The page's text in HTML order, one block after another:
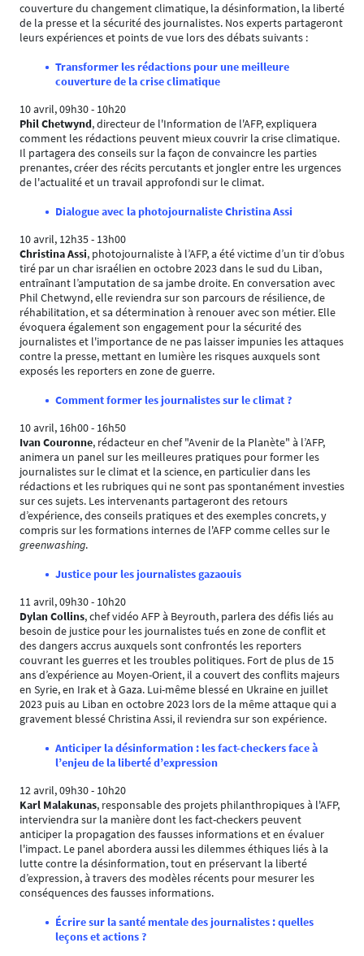
couverture du changement climatique, la désinformation, la liberté
de la presse et la sécurité des journalistes. Nos experts partageront
leurs expériences et points de vue lors des débats suivants :
Transformer les rédactions pour une meilleure
couverture de la crise climatique
10 avril, 09h30 - 10h20
Phil Chetwynd, directeur de l'Information de l'AFP, expliquera
comment les rédactions peuvent mieux couvrir la crise climatique.
Il partagera des conseils sur la façon de convaincre les parties
prenantes, créer des récits percutants et jongler entre les urgences
de l'actualité et un travail approfondi sur le climat.
Dialogue avec la photojournaliste Christina Assi
10 avril, 12h35 - 13h00
Christina Assi, photojournaliste à l’AFP, a été victime d’un tir d’obus
tiré par un char israélien en octobre 2023 dans le sud du Liban,
entraînant l’amputation de sa jambe droite. En conversation avec
Phil Chetwynd, elle reviendra sur son parcours de résilience, de
réhabilitation, et sa détermination à renouer avec son métier. Elle
évoquera également son engagement pour la sécurité des
journalistes et l'importance de ne pas laisser impunies les attaques
contre la presse, mettant en lumière les risques auxquels sont
exposés les reporters en zone de guerre.
Comment former les journalistes sur le climat ?
10 avril, 16h00 - 16h50
Ivan Couronne, rédacteur en chef "Avenir de la Planète" à l’AFP,
animera un panel sur les meilleures pratiques pour former les
journalistes sur le climat et la science, en particulier dans les
rédactions et les rubriques qui ne sont pas spontanément investies
sur ces sujets. Les intervenants partageront des retours
d’expérience, des conseils pratiques et des exemples concrets, y
compris sur les formations internes de l'AFP comme celles sur le
greenwashing.
Justice pour les journalistes gazaouis
11 avril, 09h30 - 10h20
Dylan Collins, chef vidéo AFP à Beyrouth, parlera des défis liés au
besoin de justice pour les journalistes tués en zone de conflit et
des dangers accrus auxquels sont confrontés les reporters
couvrant les guerres et les troubles politiques. Fort de plus de 15
ans d’expérience au Moyen-Orient, il a couvert des conflits majeurs
en Syrie, en Irak et à Gaza. Lui-même blessé en Ukraine en juillet
2023 puis au Liban en octobre 2023 lors de la même attaque qui a
gravement blessé Christina Assi, il reviendra sur son expérience.
Anticiper la désinformation : les fact-checkers face à
l’enjeu de la liberté d’expression
12 avril, 09h30 - 10h20
Karl Malakunas, responsable des projets philanthropiques à l'AFP,
interviendra sur la manière dont les fact-checkers peuvent
anticiper la propagation des fausses informations et en évaluer
l'impact. Le panel abordera aussi les dilemmes éthiques liés à la
lutte contre la désinformation, tout en préservant la liberté
d’expression, à travers des modèles récents pour mesurer les
conséquences des fausses informations.
Écrire sur la santé mentale des journalistes : quelles
leçons et actions ?